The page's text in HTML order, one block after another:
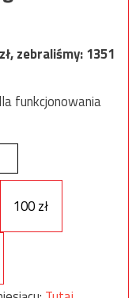
zł, zebraliśmy:1351
funkcjonowania
100 zł